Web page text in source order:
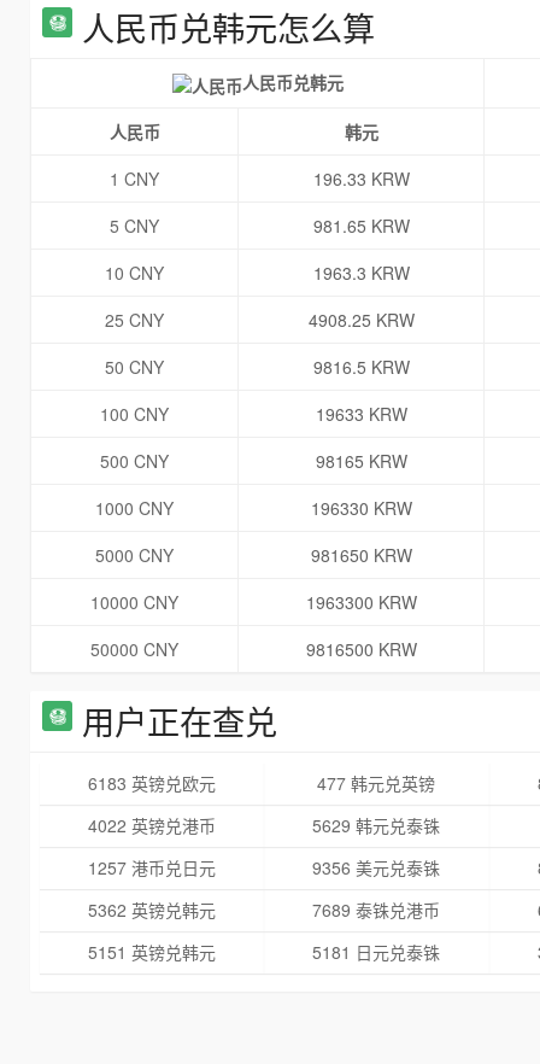
人民币兑韩元怎么算
人民币兑韩元
人民币
韩元
1 CNY
196.33 KRW
5 CNY
981.65 KRW
10 CNY
1963.3 KRW
25 CNY
4908.25 KRW
50 CNY
9816.5 KRW
100 CNY
19633 KRW
500 CNY
98165 KRW
1000 CNY
196330 KRW
5000 CNY
981650 KRW
10000 CNY
1963300 KRW
50000 CNY
9816500 KRW
用户正在查兑
6183 英镑兑欧元 477 韩元兑英镑
4022 英镑兑港币
5629 韩元兑泰铢
1257 港币兑日元
9356 美元兑泰铢
5362 英镑兑韩元
7689 泰铢兑港币
5151 英镑兑韩元
5181 日元兑泰铢